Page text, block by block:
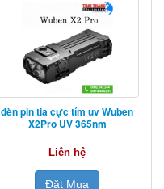
đèn pin tia cực tím uv Wuben
X2Pro UV 365nm
Liên hệ
Đặt Mua